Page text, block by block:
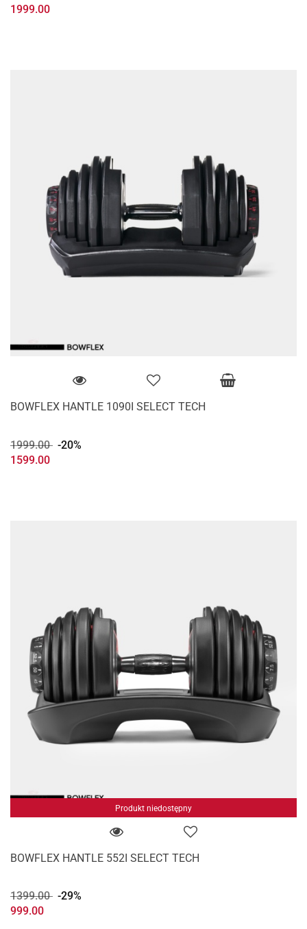
1999.00
BOWFLEX HANTLE 1090I SELECT TECH
1999.00 -20%
1599.00
Produkt niedostępny
BOWFLEX HANTLE 552I SELECT TECH
1399.00 -29%
999.00